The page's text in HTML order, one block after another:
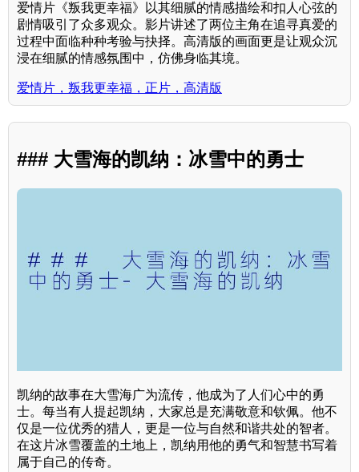
爱情片《叛我更幸福》以其细腻的情感描绘和扣人心弦的
剧情吸引了众多观众。影片讲述了两位主角在追寻真爱的
过程中面临种种考验与抉择。高清版的画面更是让观众沉
浸在细腻的情感氛围中，仿佛身临其境。
爱情片，叛我更幸福，正片，高清版
### 大雪海的凯纳：冰雪中的勇士
凯纳的故事在大雪海广为流传，他成为了人们心中的勇
士。每当有人提起凯纳，大家总是充满敬意和钦佩。他不
仅是一位优秀的猎人，更是一位与自然和谐共处的智者。
在这片冰雪覆盖的土地上，凯纳用他的勇气和智慧书写着
属于自己的传奇。